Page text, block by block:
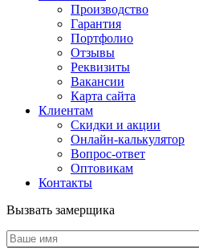
Производство
Гарантия
Портфолио
Отзывы
Реквизиты
Вакансии
Карта сайта
Клиентам
Скидки и акции
Онлайн-калькулятор
Вопрос-ответ
Оптовикам
Контакты
Вызвать замерщика